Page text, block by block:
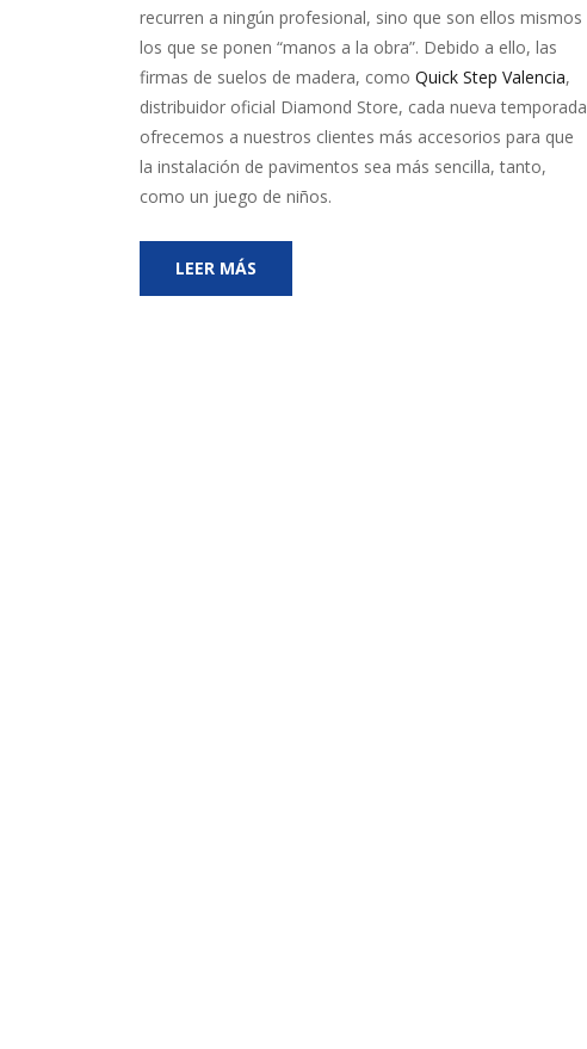
recurren a ningún profesional, sino que son ellos mismos
los que se ponen “manos a la obra”. Debido a ello, las
firmas de suelos de madera, como Quick Step Valencia,
distribuidor oficial Diamond Store, cada nueva temporada
ofrecemos a nuestros clientes más accesorios para que
la instalación de pavimentos sea más sencilla, tanto,
como un juego de niños.
LEER MÁS